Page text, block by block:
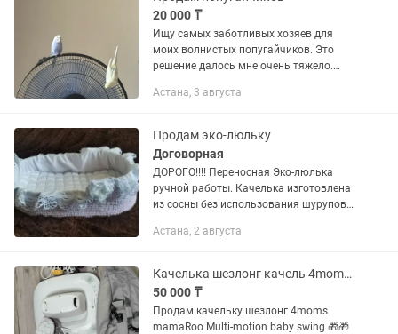
20 000 ₸
Ищу самых заботливых хозяев для
моих волнистых попугайчиков. Это
решение далось мне очень тяжело.
больше не могу уделять моим
Астана, 3 августа
Продам эко-люльку
Договорная
ДОРОГО!!!! Переносная Эко-люлька
ручной работы. Качелька изготовлена
из сосны без использования шурупов и
крючком из хлопчатобумажной пряжи.
Астана, 2 августа
Качелька шезлонг качель 4moms - mamaRoo multi-motio
50 000 ₸
Продам качельку шезлонг 4moms
mamaRoo Multi-motion baby swing 🎁🎁